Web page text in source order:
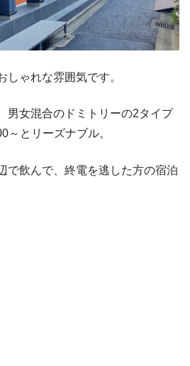
しゃれな雰囲気です。
男女混合のドミトリーの2タイプ
～とリーズナブル。
で飲んで、終電を逃した方の宿泊